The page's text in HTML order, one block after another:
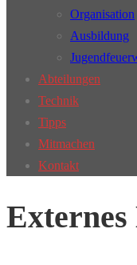
Organisation
Ausbildung
Abteilungen
Technik
Tipps
Mitmachen
Kontakt